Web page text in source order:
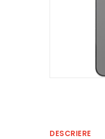
DESCRIERE